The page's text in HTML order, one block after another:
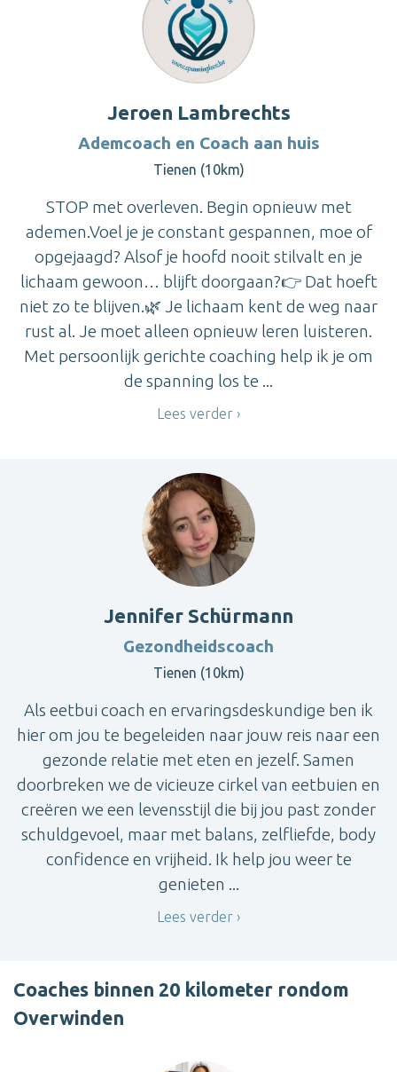
Jeroen Lambrechts
Ademcoach en Coach aan huis
Tienen (10km)
STOP met overleven. Begin opnieuw met
ademen.Voel je je constant gespannen, moe of
opgejaagd? Alsof je hoofd nooit stilvalt en je
lichaam gewoon… blijft doorgaan?👉 Dat hoeft
niet zo te blijven.🌿 Je lichaam kent de weg naar
rust al. Je moet alleen opnieuw leren luisteren.
Met persoonlijk gerichte coaching help ik je om
de spanning los te ...
Lees verder
Jennifer Schürmann
Gezondheidscoach
Tienen (10km)
Als eetbui coach en ervaringsdeskundige ben ik
hier om jou te begeleiden naar jouw reis naar een
gezonde relatie met eten en jezelf. Samen
doorbreken we de vicieuze cirkel van eetbuien en
creëren we een levensstijl die bij jou past zonder
schuldgevoel, maar met balans, zelfliefde, body
confidence en vrijheid. Ik help jou weer te
genieten ...
Lees verder
Coaches binnen 20 kilometer rondom
Overwinden